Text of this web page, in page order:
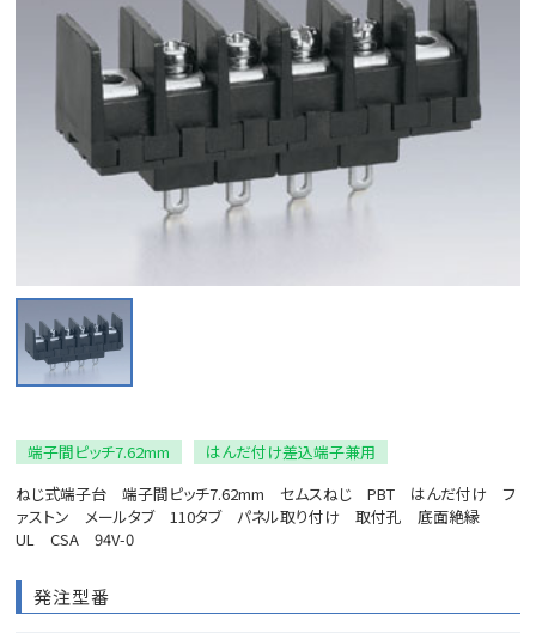
端子間ピッチ7.62mm
はんだ付け差込端子兼用
ねじ式端子台 端子間ピッチ7.62mm セムスねじ PBT はんだ付け フ
ァストン メールタブ 110タブ パネル取り付け 取付孔 底面絶縁
UL CSA 94V-0
発注型番